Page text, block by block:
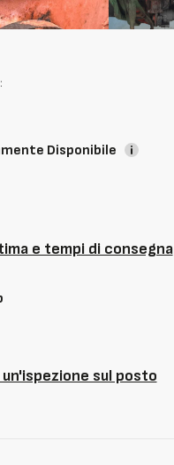
Disponibile
e tempi di consegna
un'ispezione sul posto